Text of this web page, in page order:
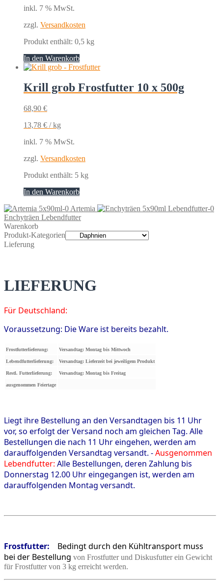
inkl. 7 % MwSt.
zzgl. Versandkosten
Produkt enthält: 0,5 kg
In den Warenkorb
Krill grob Frostfutter 10 x 500g
68,90 €
13,78 € /kg
inkl. 7 % MwSt.
zzgl. Versandkosten
Produkt enthält: 5 kg
In den Warenkorb
Artemia
Enchyträen Lebendfutter
Warenkorb
Produkt-Kategorien
Lieferung
LIEFERUNG
Für Deutschland:
Voraussetzung: Die Ware ist bereits bezahlt.
Frostfutterlieferung: Versandtag: Montag bis Mittwoch
Lebendfutterlieferung: Versandtag: Lieferzeit bei jeweiligem Produkt
Restl. Futterlieferung: Versandtag: Montag bis Freitag
ausgenommen Feiertage
Liegt ihre Bestellung an den Versandtagen bis 11 Uhr
vor, so erfolgt der Versand noch am gleichen Tag. Alle
Bestellungen die nach 11 Uhr eingehen, werden am
darauffolgenden Versandtag versandt. -Ausgenommen
Lebendfutter: Alle Bestellungen, deren Zahlung bis
Donnerstag 12.00 Uhr eingegangen ist, werden am
darauffolgenden Montag versandt.
Frostfutter: Bedingt durch den Kühltransport muss
bei der Bestellung von Frostfutter und Diskusfutter ein Gewicht
für Frostfutter von 3 kg erreicht werden.